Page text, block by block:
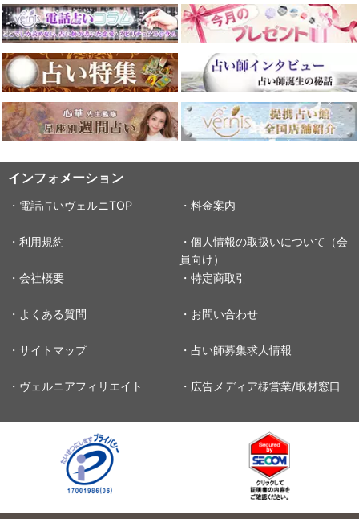
インフォメーション
・電話占いヴェルニTOP ・料金案内
・利用規約
・個人情報の取扱いについて（会
員向け）
・会社概要
・特定商取引
・よくある質問 ・お問い合わせ
・サイトマップ ・占い師募集求人情報
・ヴェルニアフィリエイト ・広告メディア様営業/取材窓口